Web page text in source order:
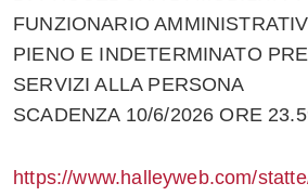
network
su
Twitter
su
su
FUNZIONARIO
PIENO E INDETERMINATO
SERVIZI ALLA PERSONA
SCADENZA 10/6/2026 ORE
https://www.halleyweb.com/